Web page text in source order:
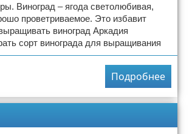
Виноград – ягода светолюбивая,
проветриваемое. Это избавит
виноград Аркадия
сорт винограда для выращивания
Подробнее